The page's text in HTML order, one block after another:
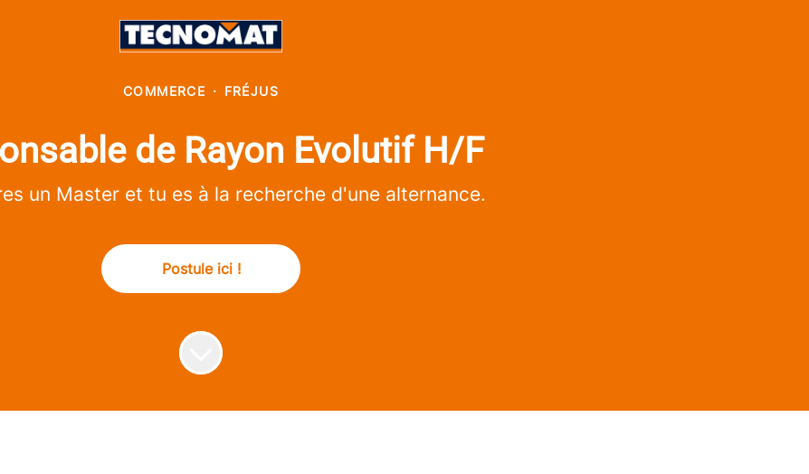
COMMERCE · FRÉJUS
de Rayon Evolutif H/F
un Master et tu es à la recherche d'une alternance.
Postule ici !